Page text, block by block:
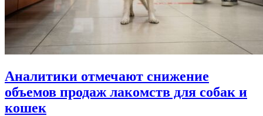
Аналитики отмечают снижение
объемов продаж лакомств для собак и
кошек